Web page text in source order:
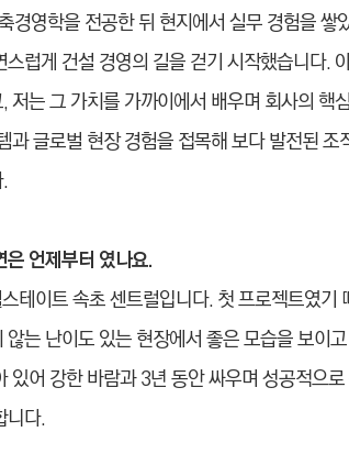
경영학을 전공한 뒤 현지에서 실무 경험을 쌓
럽게 건설 경영의 길을 걷기 시작했습니다.
저는 그 가치를 가까이에서 배우며 회사의 핵
과 글로벌 현장 경험을 접목해 보다 발전된
언제부터 였나요.
테이트 속초 센트럴입니다. 첫 프로젝트였
는 난이도 있는 현장에서 좋은 모습을 보이
있어 강한 바람과 3년 동안 싸우며 성공적으
니다.